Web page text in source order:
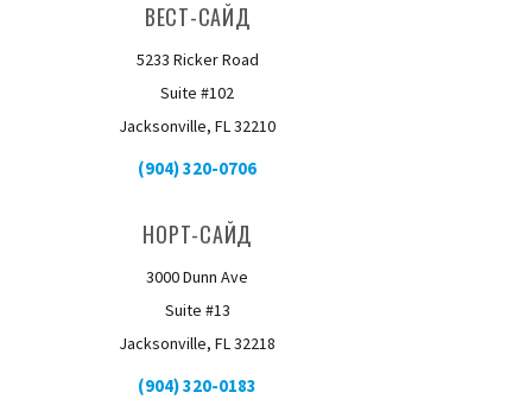
ВЕСТ-САЙД
5233 Ricker Road
Suite #102
Jacksonville, FL 32210
(904) 320-0706
НОРТ-САЙД
3000 Dunn Ave
Suite #13
Jacksonville, FL 32218
(904) 320-0183